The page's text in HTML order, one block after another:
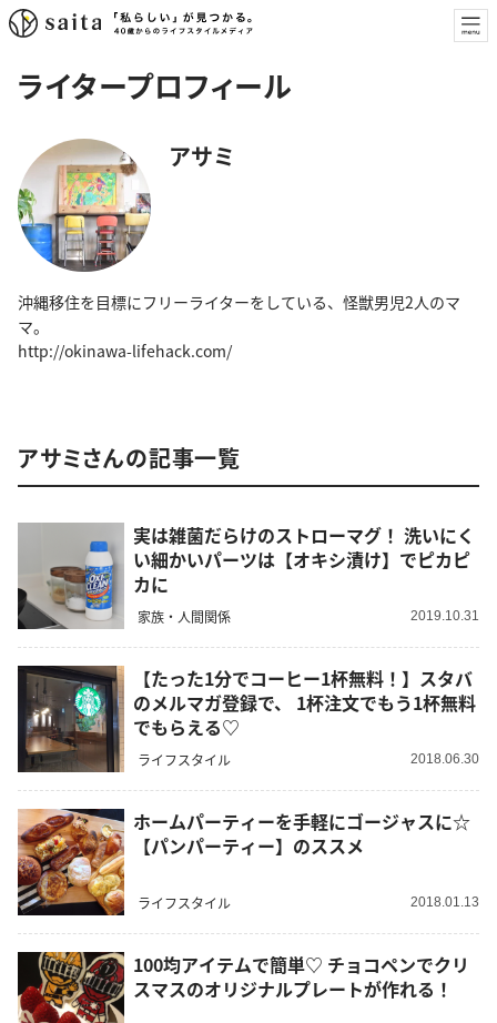
ライタープロフィール
アサミ
沖縄移住を目標にフリーライターをしている、怪獣男児2人のマ
マ。
http://okinawa-lifehack.com/
アサミさんの記事一覧
実は雑菌だらけのストローマグ！ 洗いにく
い細かいパーツは【オキシ漬け】でピカピ
カに
家族・人間関係 2019.10.31
【たった1分でコーヒー1杯無料！】スタバ
のメルマガ登録で、 1杯注文でもう1杯無料
でもらえる♡
ライフスタイル 2018.06.30
ホームパーティーを手軽にゴージャスに☆
【パンパーティー】のススメ
ライフスタイル 2018.01.13
100均アイテムで簡単♡ チョコペンでクリ
スマスのオリジナルプレートが作れる！